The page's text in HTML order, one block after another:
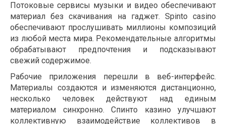
Потоковые сервисы музыки и видео обеспечивают
материал без скачивания на гаджет. Spinto casino
обеспечивают прослушивать миллионы композиций
из любой места мира. Рекомендательные алгоритмы
обрабатывают предпочтения и подсказывают
свежий содержимое.
Рабочие приложения перешли в веб-интерфейс.
Материалы создаются и изменяются дистанционно,
несколько человек действуют над единым
материалом синхронно. Спинто казино улучшают
коллективную взаимодействие коллективов в